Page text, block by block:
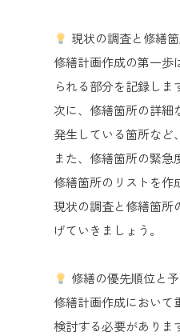
現状の調査と修繕
修繕計画作成の第一
られる部分を記録しま
次に、修繕箇所の詳細
発生している箇所など
また、修繕箇所の緊
修繕箇所のリストを作
現状の調査と修繕箇所
げていきましょう。
修繕の優先順位と
修繕計画作成において
検討する必要がありま